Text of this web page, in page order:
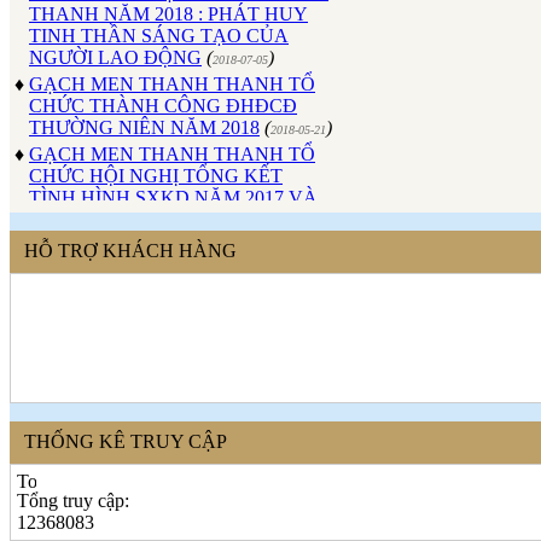
TINH THẦN SÁNG TẠO CỦA
NGƯỜI LAO ĐỘNG (2018-07-05)
GẠCH MEN THANH THANH TỔ
CHỨC THÀNH CÔNG ĐHĐCĐ
THƯỜNG NIÊN NĂM 2018 (2018-05-21
GẠCH MEN THANH THANH TỔ
CHỨC HỘI NGHỊ TỔNG KẾT
TÌNH HÌNH SXKD NĂM 2017 VÀ
TRIỂN KHAI HOẠT ĐỘNG SXKD
CÔNG ĐOÀN CÔNG TY GẠCH
MEN THANH THANH TỔ CHỨC
QUỐC KHÁNH 2/9. (2017-10-02)
GẠCH MEN THANH THANH TỔ
CHỨC THÀNH CÔNG HỘI NGHỊ
ĐẠI BIỂU NGƯỜI LAO ĐỘNG
NĂM 2017 (
♦ Sử dụng vật liệu thân thiện với môi
HỖ TRỢ KHÁCH HÀNG
THỐNG KÊ TRUY CẬP
Tổng truy cập:
12368083